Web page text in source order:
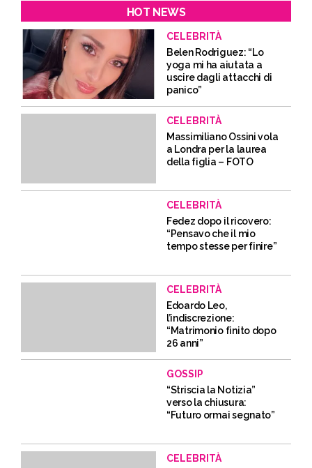
HOT NEWS
CELEBRITÀ
Belen Rodriguez: “Lo
yoga mi ha aiutata a
uscire dagli attacchi di
panico”
CELEBRITÀ
Massimiliano Ossini vola
a Londra per la laurea
della figlia – FOTO
CELEBRITÀ
Fedez dopo il ricovero:
“Pensavo che il mio
tempo stesse per finire”
CELEBRITÀ
Edoardo Leo,
l’indiscrezione:
“Matrimonio finito dopo
26 anni”
GOSSIP
“Striscia la Notizia”
verso la chiusura:
“Futuro ormai segnato”
CELEBRITÀ